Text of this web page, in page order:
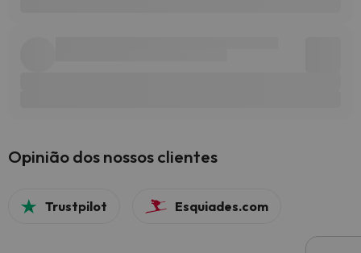
Opinião dos nossos clientes
Trustpilot Esquiades.com